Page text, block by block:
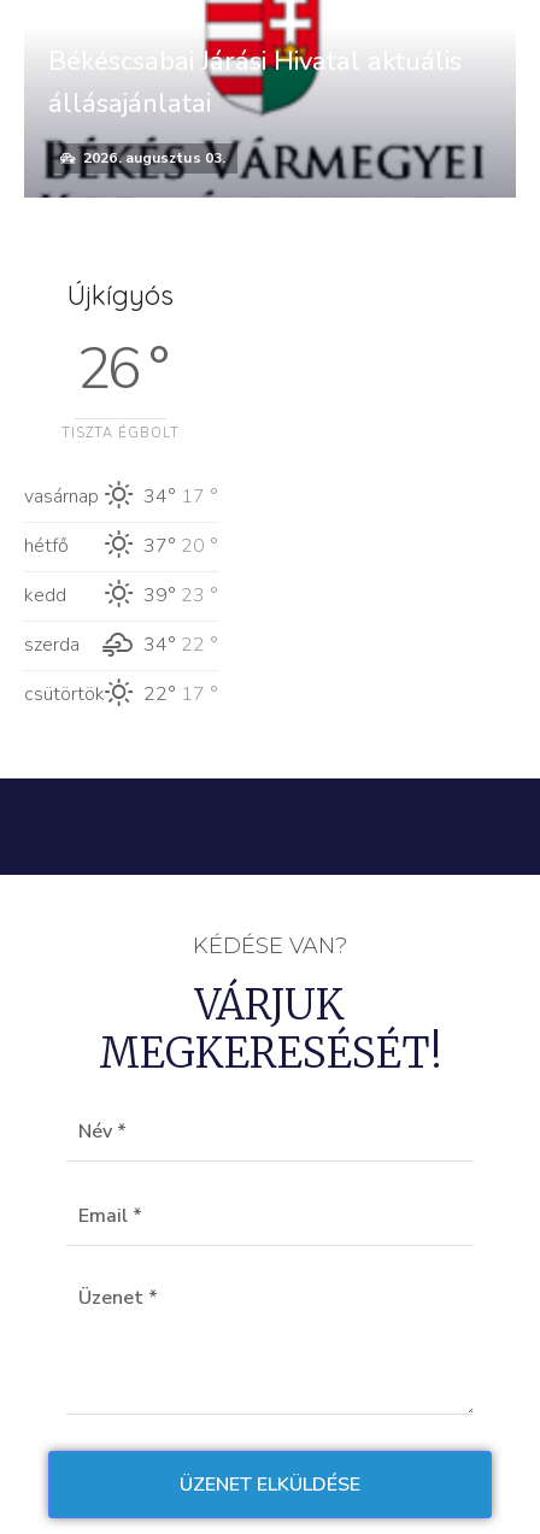
Békéscsabai Járási Hivatal aktuális
állásajánlatai
2026. augusztus 03.
Újkígyós
26 °
TISZTA ÉGBOLT
vasárnap 34° 17 °
hétfő
37° 20 °
kedd
39° 23 °
szerda
34° 22 °
csütörtök
22° 17 °
KÉDÉSE VAN?
VÁRJUK
MEGKERESÉSÉT!